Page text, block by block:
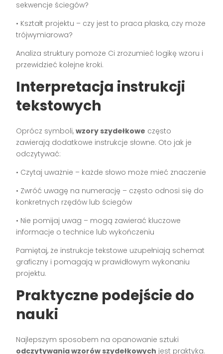
sekwencje ściegów?
• Kształt projektu – czy jest to praca płaska, czy może
trójwymiarowa?
Analiza struktury pomoże Ci zrozumieć logikę wzoru i
przewidzieć kolejne kroki.
Interpretacja instrukcji
tekstowych
Oprócz symboli,wzory szydełkowe często
zawierają dodatkowe instrukcje słowne. Oto jak je
odczytywać:
• Czytaj uważnie – każde słowo może mieć znaczenie
• Zwróć uwagę na numerację – często odnosi się do
konkretnych rzędów lub ściegów
• Nie pomijaj uwag – mogą zawierać kluczowe
informacje o technice lub wykończeniu
Pamiętaj, że instrukcje tekstowe uzupełniają schemat
graficzny i pomagają w prawidłowym wykonaniu
projektu.
Praktyczne podejście do
nauki
Najlepszym sposobem na opanowanie sztuki
odczytywania wzorów szydełkowych jest praktyka.